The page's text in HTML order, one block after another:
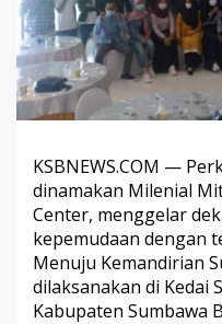
KSBNEWS.COM —
dinamakan Milenial
Center, menggelar
kepemudaan dengan
Menuju Kemandirian
dilaksanakan di Kedai
Kabupaten Sumbawa